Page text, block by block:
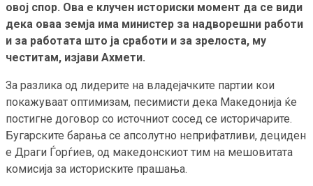
овој спор. Ова е клучен историски момент да се види
дека оваа земја има министер за надворешни работи
и за работата што ја сработи и за зрелоста, му
честитам, изјави Ахмети.
За разлика од лидерите на владејачките партии кои
покажуваат оптимизам, песимисти дека Македонија ќе
постигне договор со источниот сосед се историчарите.
Бугарските барања се апсолутно неприфатливи, дециден
е Драги Ѓорѓиев, од македонскиот тим на мешовитата
комисија за историските прашања.